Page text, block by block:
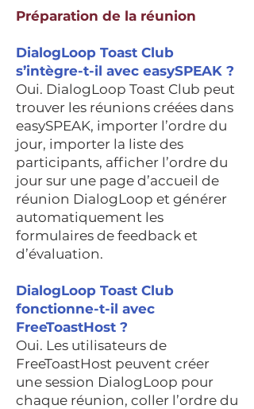
Préparation de la réunion
DialogLoop Toast Club
s’intègre-t-il avec easySPEAK ?
Oui. DialogLoop Toast Club peut
trouver les réunions créées dans
easySPEAK, importer l’ordre du
jour, importer la liste des
participants, afficher l’ordre du
jour sur une page d’accueil de
réunion DialogLoop et générer
automatiquement les
formulaires de feedback et
d’évaluation.
DialogLoop Toast Club
fonctionne-t-il avec
FreeToastHost ?
Oui. Les utilisateurs de
FreeToastHost peuvent créer
une session DialogLoop pour
chaque réunion, coller l’ordre du